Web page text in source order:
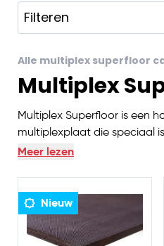
Filteren
Skip to product list
Alle multiplex superfloor
Multiplex
Multiplex Superfloor is een
multiplexplaat die speciaal
toepassingen waar een
antislip toplaag, waardoor
gebruik in onder andere
bedrijfswagens, laadruimtes
Meer lezen
Nieuw